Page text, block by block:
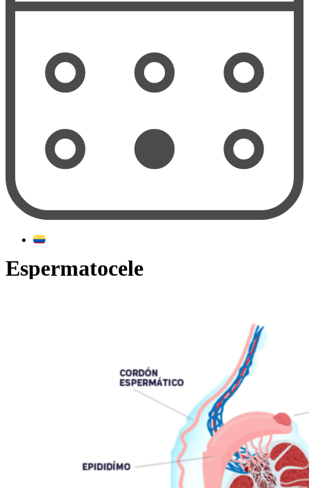
Espermatocele